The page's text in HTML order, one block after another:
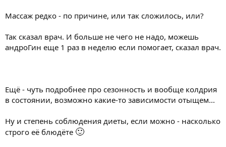
Массаж редко - по причине, или так сложилось, или?
Так сказал врач. И больше не чего не надо, можешь
андроГин еще 1 раз в неделю если помогает, сказал врач.
Ещё - чуть подробнее про сезонность и вообще колдрия
в состоянии, возможно какие-то зависимости отыщем...
Ну и степень соблюдения диеты, если можно - насколько
строго её блюдёте 🙂